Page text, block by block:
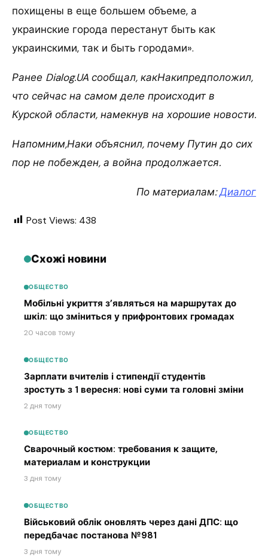
похищены в еще большем объеме, а
украинские города перестанут быть как
украинскими, так и быть городами».
Ранее Dialog.UA сообщал, какНакипредположил,
что сейчас на самом деле происходит в
Курской области, намекнув на хорошие новости.
Напомним,Наки объяснил, почему Путин до сих
пор не побежден, а война продолжается.
По материалам:Диалог
Post Views: 438
Схожі новини
ОБЩЕСТВО
Мобільні укриття з’являться на маршрутах до
шкіл: що зміниться у прифронтових громадах
20 часов тому
ОБЩЕСТВО
Зарплати вчителів і стипендії студентів
зростуть з 1 вересня: нові суми та головні зміни
2 дня тому
ОБЩЕСТВО
Сварочный костюм: требования к защите,
материалам и конструкции
3 дня тому
ОБЩЕСТВО
Військовий облік оновлять через дані ДПС: що
передбачає постанова №981
3 дня тому